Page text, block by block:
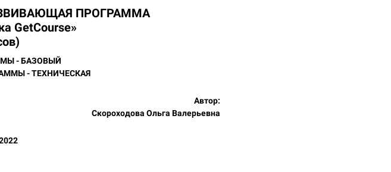
ПРОГРАММА
GetCourse»
- БАЗОВЫЙ
- ТЕХНИЧЕСКАЯ
Автор:
Скороходова Ольга Валерьевна